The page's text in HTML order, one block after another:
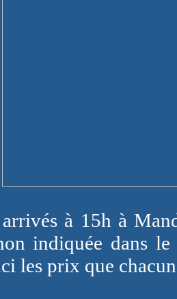
à 15h à
indiquée dans
les prix que